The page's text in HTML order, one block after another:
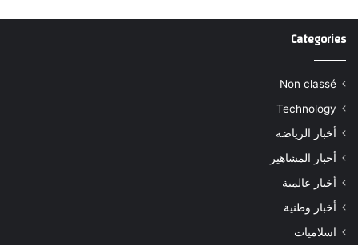
Categories
Non classé
Technology
أخبار الرياضة
أخبار المشاهير
أخبار عالمية
أخبار وطنية
اسلاميات